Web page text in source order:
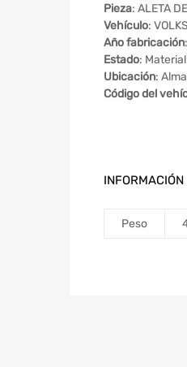
Pieza: ALETA
Vehículo:
Año fabricación
Estado:
Ubicación:
Código del
Peso